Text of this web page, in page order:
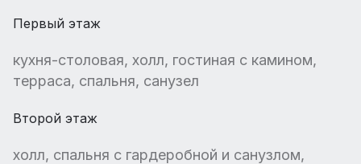
Первый этаж
кухня-столовая, холл, гостиная с камином,
терраса, спальня, санузел
Второй этаж
холл, спальня с гардеробной и санузлом,